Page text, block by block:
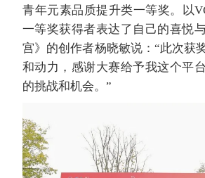
青年元素品质提升类一等奖。以
一等奖获得者表达了自己的喜悦
宫》的创作者杨晓敏说：“此次获
和动力，感谢大赛给予我这个平
的挑战和机会。”